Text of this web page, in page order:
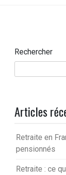
Rechercher
Articles
Retraite en
pensionnés
Retraite : ce